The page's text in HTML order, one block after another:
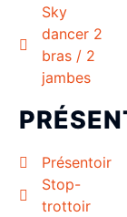
Sky
dancer 2
bras / 2
jambes
Présentoir
Stop-
trottoir